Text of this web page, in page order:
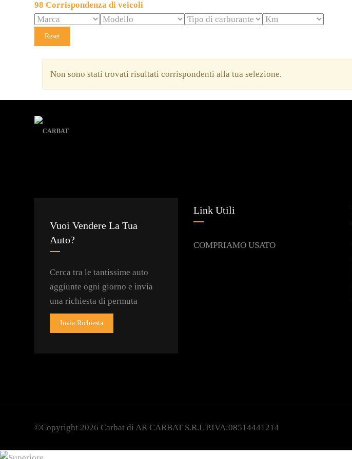
98 Corrispondenza di veicoli
Reset
Non sono stati trovati risultati corrispondenti alla tua selezione.
Vuoi Vendere La Tua
Auto?
Cerca tra le tantissime auto
aggiunte ogni giorno e invia
una richiesta di permuta
Invia Richiesta
Link Utili
COMPRIAMO USATO
©Copyright 2026 Carbat di AR CARBAT S.R.L P.IVA:08514441214